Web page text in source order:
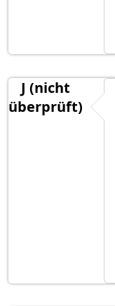
J (nicht
überprüft)